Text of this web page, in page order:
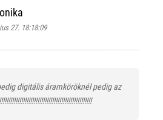
27. 18:18:09
digitális áramköröknél pedig az